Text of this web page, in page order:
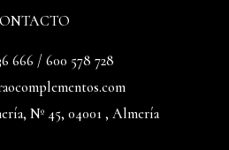
666 / 600 578 728
Nº 45, 04001 , Almería